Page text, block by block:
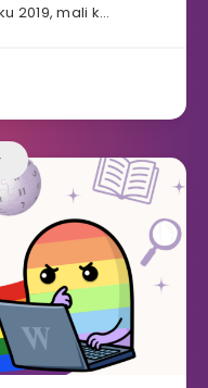
2019, mali k…